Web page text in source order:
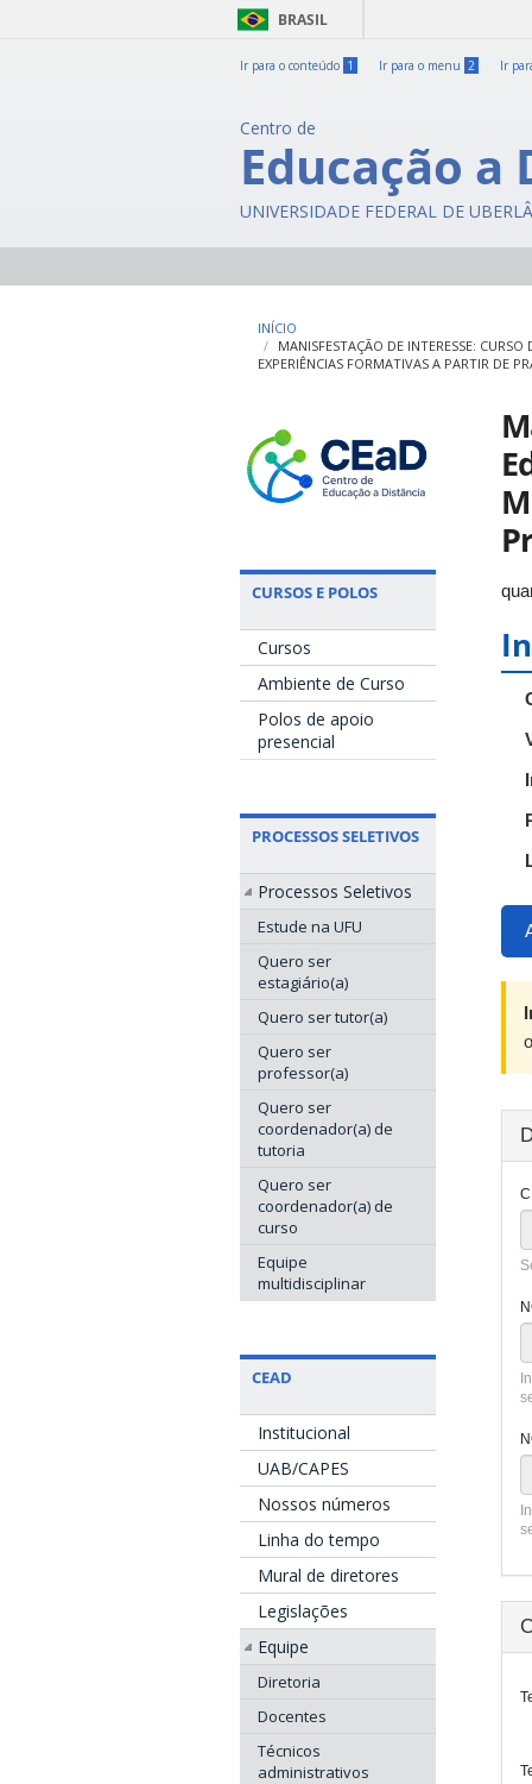
BRASIL
Ir para o conteúdo 1 Ir para o menu 2 Ir
Centro de
Educação a
UNIVERSIDADE FEDERAL DE
INÍCIO
MANISFESTAÇÃO DE INTERESSE:
EXPERIÊNCIAS FORMATIVAS A PARTIR DE
CURSOS E POLOS
Cursos
Ambiente de Curso
Polos de apoio
presencial
PROCESSOS SELETIVOS
Processos Seletivos
Estude na UFU
Quero ser
estagiário(a)
Quero ser tutor(a)
Quero ser
professor(a)
Quero ser
coordenador(a) de
tutoria
Quero ser
coordenador(a) de
curso
Equipe
multidisciplinar
CEAD
Institucional
UAB/CAPES
Nossos números
Linha do tempo
Mural de diretores
Legislações
Equipe
Diretoria
Docentes
Técnicos
administrativos